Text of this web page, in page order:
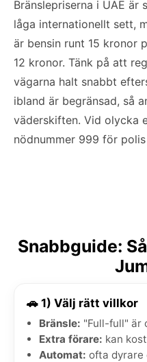
Bränslepriserna i UAE
låga internationellt sett,
är bensin runt 15 kronor
12 kronor. Tänk på att
vägarna halt snabbt
ibland är begränsad, så
väderskiften. Vid olycka
nödnummer 999 för
Snabbguide:
🚗 1) Välj rätt villkor
Bränsle: "Full-full" är
Extra förare: kan
Automat: ofta dyrare